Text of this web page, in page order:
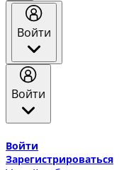
Войти
Войти
Войти
Зарегистрироваться